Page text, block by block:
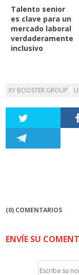
Talento senior
es clave para un
mercado laboral
verdaderamente
inclusivo
XY BOOSTER GROUP
(0) COMENTARIOS
ENVÍE SU